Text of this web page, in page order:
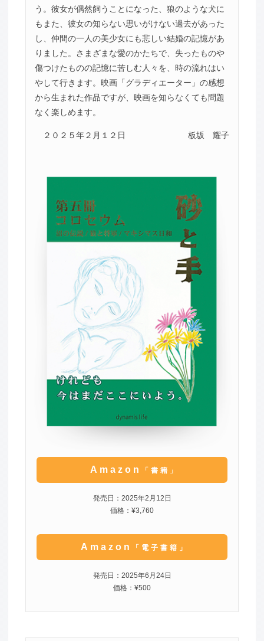
う。彼女が偶然飼うことになった、狼のような犬に
もまた、彼女の知らない思いがけない過去があった
し、仲間の一人の美少女にも悲しい結婚の記憶があ
りました。さまざまな愛のかたちで、失ったものや
傷つけたものの記憶に苦しむ人々を、時の流れはい
やして行きます。映画「グラディエーター」の感想
から生まれた作品ですが、映画を知らなくても問題
なく楽しめます。
２０２５年２月１２日 板坂 耀子
Amazon 「書籍」
発売日：2025年2月12日
価格：¥3,760
Amazon 「電子書籍」
発売日：2025年6月24日
価格：¥500